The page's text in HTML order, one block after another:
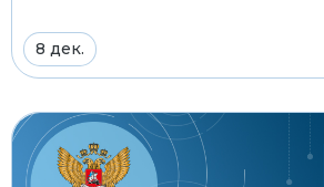
8 дек.